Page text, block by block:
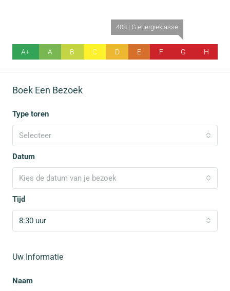
A+ A B C D E F
408 | G energieklasse
G H
Boek Een Bezoek
Type toren
Selecteer
Datum
Kies de datum van je bezoek
Tijd
8:30 uur
Uw Informatie
Naam